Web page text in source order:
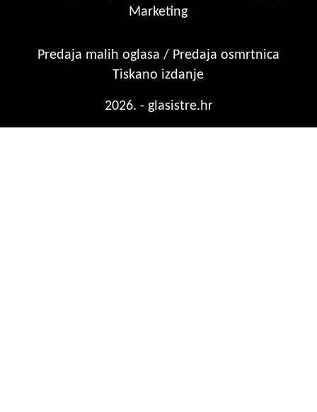
Marketing
Predaja malih oglasa / Predaja osmrtnica
Tiskano izdanje
2026. - glasistre.hr